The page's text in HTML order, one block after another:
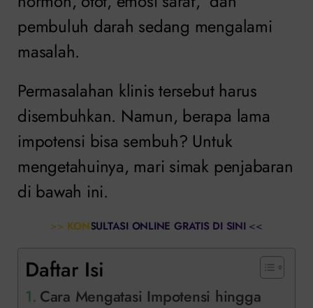
pembuluh darah sedang mengalami
masalah.
Permasalahan klinis tersebut harus
disembuhkan. Namun, berapa lama
impotensi bisa sembuh? Untuk
mengetahuinya, mari simak penjabaran
di bawah ini.
>> KONSULTASI ONLINE GRATIS DI SINI <<
Daftar Isi
Cara Mengatasi Impotensi hingga